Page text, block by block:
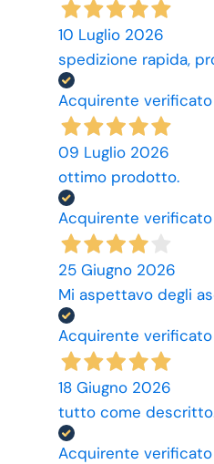
10 Luglio 2026
spedizione rapida,
Acquirente verificato
09 Luglio 2026
ottimo prodotto.
Acquirente verificato
25 Giugno 2026
Mi aspettavo degli
Acquirente verificato
18 Giugno 2026
tutto come
Acquirente verificato